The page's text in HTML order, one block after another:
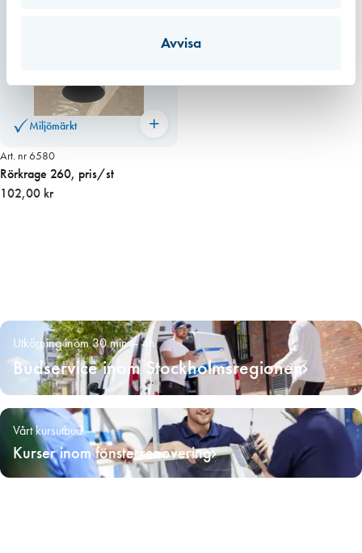
Avvisa
Miljömärkt
Art. nr 6580
Rörkrage 260, pris/st
102,00 kr
Utkörning inom 30 min – 4h
Budservice inom Stockholmsregionen
Vårt kursutbud
Kurser inom fönsterrenovering